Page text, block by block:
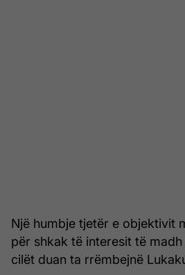
Një humbje tjetër e objektivit
për shkak të interesit të
cilët duan ta rrëmbejnë